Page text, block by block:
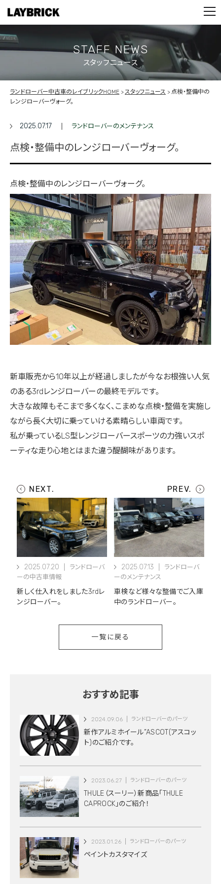
PARTS
CONTACT
PRIVACY POLICY
STAFF NEWS
スタッフニュース
ランドローバー中古車のレイブリックHOME スタッフニュース
点検・整備中の
レンジローバーヴォーグ。
2025.07.17 ランドローバーのメンテナンス
点検・整備中のレンジローバーヴォーグ。
点検・整備中のレンジローバーヴォーグ。
新車販売から10年以上が経過しましたが今なお根強い人気
のある3rdレンジローバーの最終モデルです。
大きな故障もそこまで多くなく、こまめな点検・整備を実施し
ながら長く大切に乗っていける素晴らしい車両です。
私が乗っているLS型レンジローバースポーツの力強いスポ
ーティな走り心地とはまた違う醍醐味があります。
2025.07.20
ランドローバ
ーの中古車情報
新しく仕入れをしました3rdレ
ンジローバー。
2025.07.13
ランドローバ
ーのメンテナンス
車検など様々な整備でご入庫
中のランドローバー。
一覧に戻る
おすすめ記事
2024.09.06 ランドローバーのパーツ
新作アルミホイール”ASCOT(アスコッ
ト)のご紹介です。
2023.06.27 ランドローバーのパーツ
THULE（スーリー）新商品「THULE
CAPROCK」のご紹介！
2023.01.26 ランドローバーのパーツ
ペイントカスタマイズ